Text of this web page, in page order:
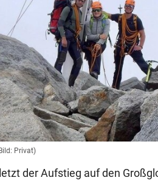
Privat)
der Aufstieg auf den